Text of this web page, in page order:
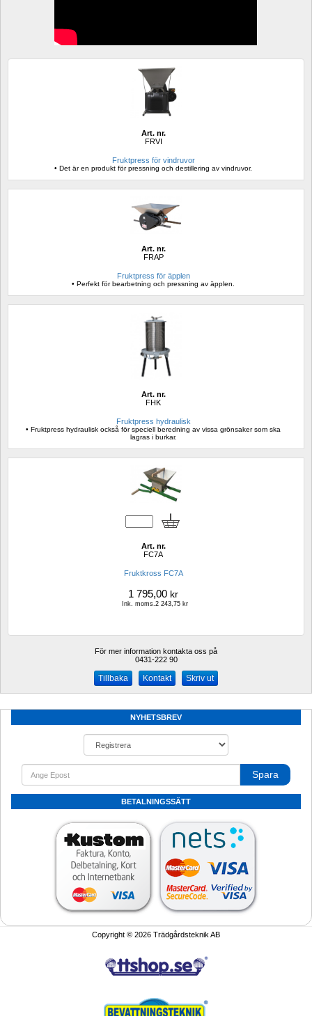
Art. nr.
FRVI
Fruktpress för vindruvor
• Det är en produkt för pressning och destillering av vindruvor.
Art. nr.
FRAP
Fruktpress för äpplen
• Perfekt för bearbetning och pressning av äpplen.
Art. nr.
FHK
Fruktpress hydraulisk
• Fruktpress hydraulisk också för speciell beredning av vissa grönsaker som ska
lagras i burkar.
Art. nr.
FC7A
Fruktkross FC7A
1 795,00 kr
Ink. moms.2 243,75 kr
För mer information kontakta oss på
0431-222 90
Kontakt Skriv ut
NYHETSBREV
Spara
BETALNINGSSÄTT
Copyright © 2026 Trädgårdsteknik AB